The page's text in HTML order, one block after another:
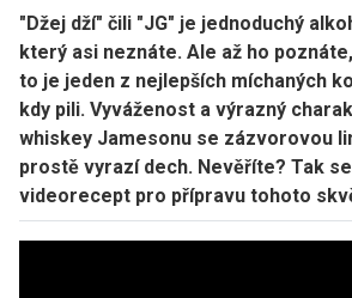
"Džej dží" čili "JG" je jednoduchý
který asi neznáte. Ale až ho
to je jeden z nejlepších míchaných
kdy pili. Vyváženost a výrazný
whiskey Jamesonu se zázvorovou
prostě vyrazí dech. Nevěříte? Tak
videorecept pro přípravu tohoto